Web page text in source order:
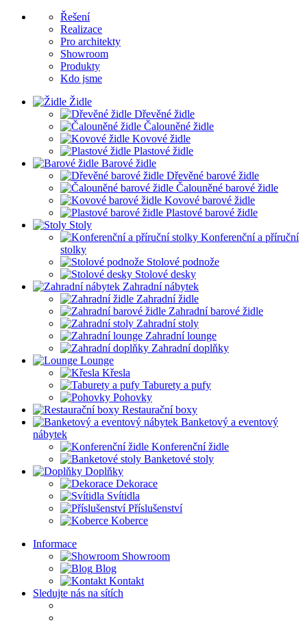
Řešení
Realizace
Pro architekty
Showroom
Produkty
Kdo jsme
Židle
Dřevěné židle
Čalouněné židle
Kovové židle
Plastové židle
Barové židle
Dřevěné barové židle
Čalouněné barové židle
Kovové barové židle
Plastové barové židle
Stoly
Konferenční a příruční
stolky
Stolové podnože
Stolové desky
Zahradní nábytek
Zahradní židle
Zahradní barové židle
Zahradní stoly
Zahradní lounge
Zahradní doplňky
Lounge
Křesla
Taburety a pufy
Pohovky
Restaurační boxy
Banketový a eventový
nábytek
Konferenční židle
Banketové stoly
Doplňky
Dekorace
Svítidla
Příslušenství
Koberce
Informace
Showroom
Blog
Kontakt
Sledujte nás na sítích